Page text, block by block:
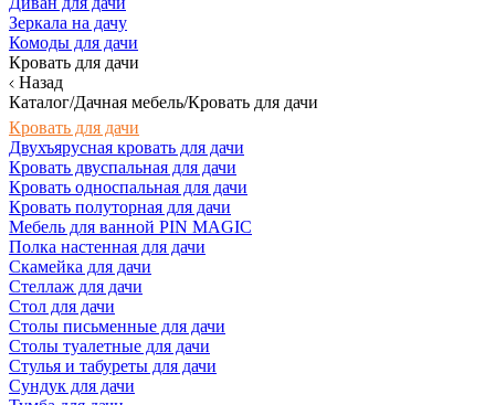
Зеркала на дачу
Комоды для дачи
Кровать для дачи
Назад
Каталог/Дачная мебель/Кровать для дачи
Кровать для дачи
Двухъярусная кровать для дачи
Кровать двуспальная для дачи
Кровать односпальная для дачи
Кровать полуторная для дачи
Мебель для ванной PIN MAGIC
Полка настенная для дачи
Скамейка для дачи
Стеллаж для дачи
Стол для дачи
Столы письменные для дачи
Столы туалетные для дачи
Стулья и табуреты для дачи
Сундук для дачи